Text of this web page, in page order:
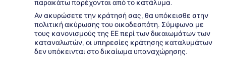
παρακάτω παρέχονται από το κατάλυμα.
Αν ακυρώσετε την κράτησή σας, θα υπόκεισθε στην
πολιτική ακύρωσης του οικοδεσπότη. Σύμφωνα με
τους κανονισμούς της ΕΕ περί των δικαιωμάτων των
καταναλωτών, οι υπηρεσίες κράτησης καταλυμάτων
δεν υπόκεινται στο δικαίωμα υπαναχώρησης.